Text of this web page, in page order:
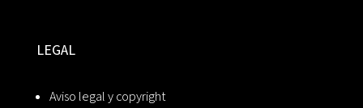
LEGAL
Aviso legal y copyright